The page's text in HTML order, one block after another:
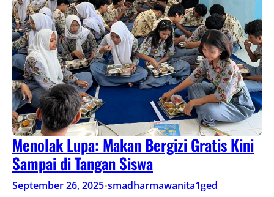
Menolak Lupa: Makan Bergizi Gratis Kini
Sampai di Tangan Siswa
September 26, 2025•smadharmawanita1ged